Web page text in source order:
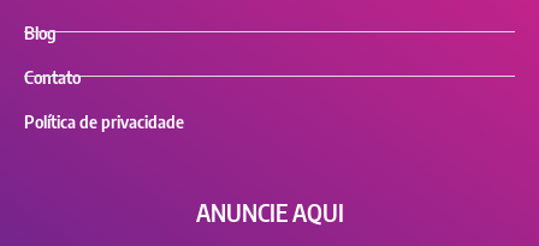
Blog
Contato
Política de privacidade
ANUNCIE AQUI